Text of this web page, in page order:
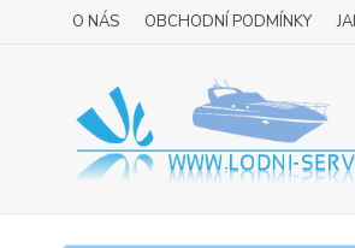
O NÁS OBCHODNÍ PODMÍNKY